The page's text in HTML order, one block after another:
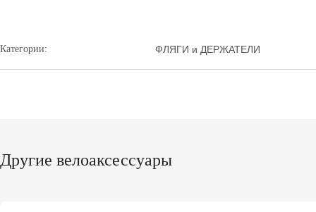
Категории: ФЛЯГИ и ДЕРЖАТЕЛИ
Другие велоаксессуары